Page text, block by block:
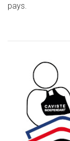
pays.